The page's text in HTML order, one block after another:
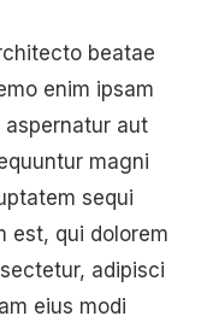
beatae
enim ipsam
aut
magni
sequi
est, qui dolorem
adipisci
eius modi